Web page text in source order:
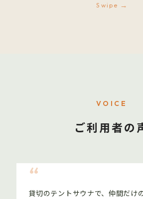
Swipe →
VOICE
ご利用者の
“
貸切のテントサウナで、仲間だけ